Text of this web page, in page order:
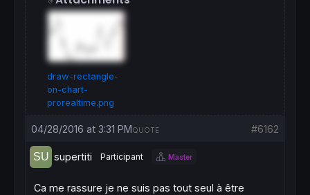
draw-rectangle-
on-chart-
prorealtime.png
04/28/2016 at 3:31 PM #6162
QUOTE
supertiti Participant Master
Ca me rassure je ne suis pas tout seul à être